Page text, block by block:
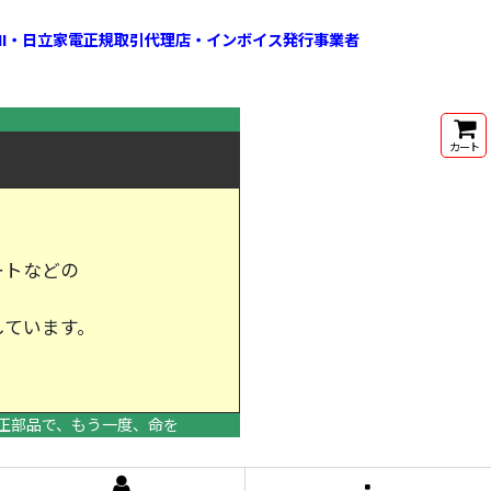
日立家電正規取引代理店・インボイス発行事業者
などの
います。
品で、もう一度、命を
カート